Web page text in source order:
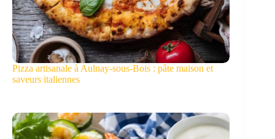
Pizza artisanale à Aulnay-sous-Bois : pâte maison et
saveurs italiennes